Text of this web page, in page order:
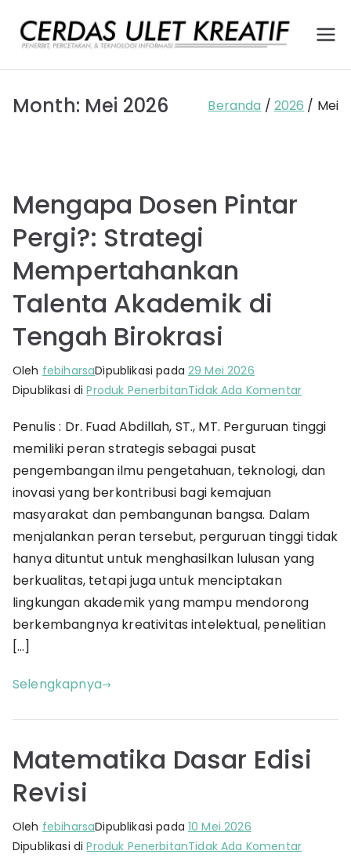
konten
Ce
as
Pener
akan,
Month: Mei 2026 Beranda 2026 Mei
Mengapa Dosen Pintar
Pergi?: Strategi
Mempertahankan
Talenta Akademik di
Tengah Birokrasi
Oleh febiharsaDipublikasi pada 29 Mei 2026
Dipublikasi diProduk PenerbitanTidak Ada Komentarpada
Dosen
Pergi?:
di
Birokrasi
Penulis : Dr. Fuad Abdillah, ST., MT. Perguruan tinggi
memiliki peran strategis sebagai pusat
pengembangan ilmu pengetahuan, teknologi, dan
inovasi yang berkontribusi bagi kemajuan
masyarakat dan pembangunan bangsa. Dalam
menjalankan peran tersebut, perguruan tinggi tidak
hanya dituntut untuk menghasilkan lulusan yang
berkualitas, tetapi juga untuk menciptakan
lingkungan akademik yang mampu mendorong
berkembangnya kreativitas intelektual, penelitian
[…]
Selengkapnya
Matematika Dasar Edisi
Revisi
Oleh febiharsaDipublikasi pada 10 Mei 2026
Dipublikasi diProduk PenerbitanTidak Ada Komentarpada